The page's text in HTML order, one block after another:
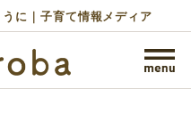
に｜子育て情報メディア